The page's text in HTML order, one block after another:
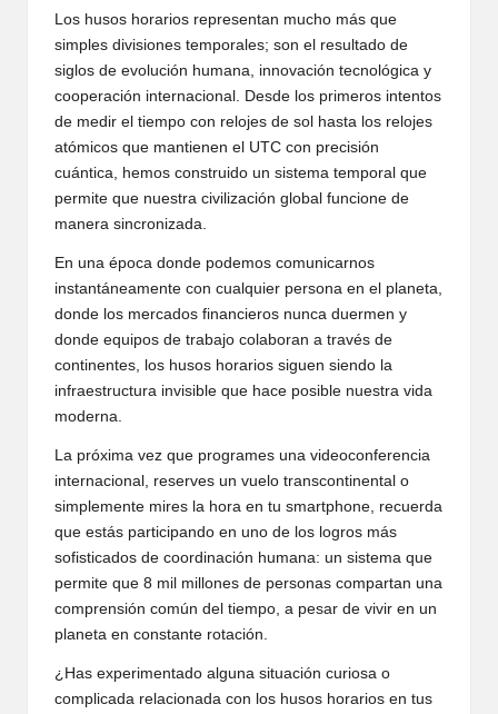
Los husos horarios representan mucho más que
simples divisiones temporales; son el resultado de
siglos de evolución humana, innovación tecnológica y
cooperación internacional. Desde los primeros intentos
de medir el tiempo con relojes de sol hasta los relojes
atómicos que mantienen el UTC con precisión
cuántica, hemos construido un sistema temporal que
permite que nuestra civilización global funcione de
manera sincronizada.
En una época donde podemos comunicarnos
instantáneamente con cualquier persona en el planeta,
donde los mercados financieros nunca duermen y
donde equipos de trabajo colaboran a través de
continentes, los husos horarios siguen siendo la
infraestructura invisible que hace posible nuestra vida
moderna.
La próxima vez que programes una videoconferencia
internacional, reserves un vuelo transcontinental o
simplemente mires la hora en tu smartphone, recuerda
que estás participando en uno de los logros más
sofisticados de coordinación humana: un sistema que
permite que 8 mil millones de personas compartan una
comprensión común del tiempo, a pesar de vivir en un
planeta en constante rotación.
¿Has experimentado alguna situación curiosa o
complicada relacionada con los husos horarios en tus